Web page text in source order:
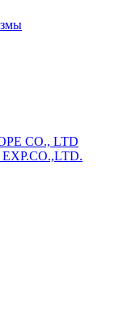
CO., LTD